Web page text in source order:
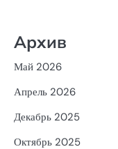
Архив
Май 2026
Апрель 2026
Декабрь 2025
Октябрь 2025